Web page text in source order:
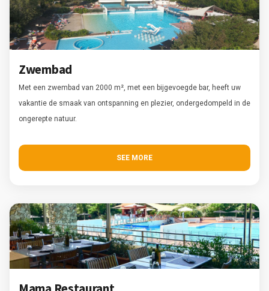
Zwembad
Met een zwembad van 2000 m², met een bijgevoegde bar, heeft uw
vakantie de smaak van ontspanning en plezier, ondergedompeld in de
ongerepte natuur.
SEE MORE